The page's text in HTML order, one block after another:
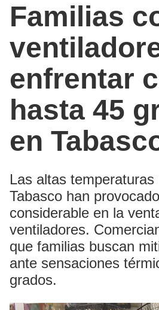
Familias
enfrentar
hasta 45
en
Las altas
Tabasco han
considerable en la
ventiladores.
que familias buscan
ante sensaciones
grados.